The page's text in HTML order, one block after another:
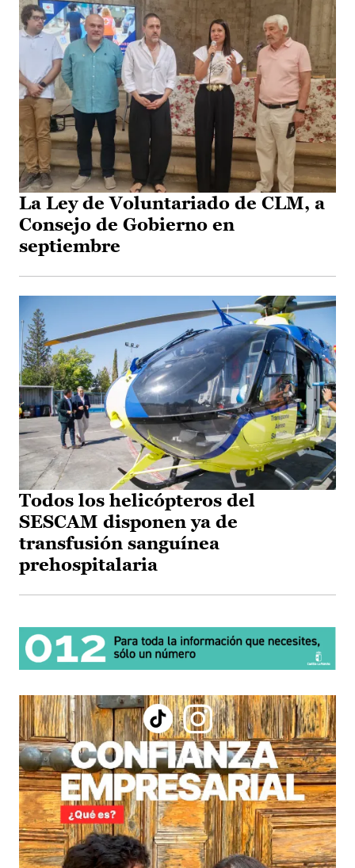
La Ley de Voluntariado de CLM, a
Consejo de Gobierno en
septiembre
Todos los helicópteros del
SESCAM disponen ya de
transfusión sanguínea
prehospitalaria